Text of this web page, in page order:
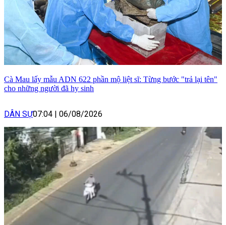
Cà Mau lấy mẫu ADN 622 phần mộ liệt sĩ: Từng bước "trả lại tên"
cho những người đã hy sinh
DÂN SỰ07:04 06/08/2026